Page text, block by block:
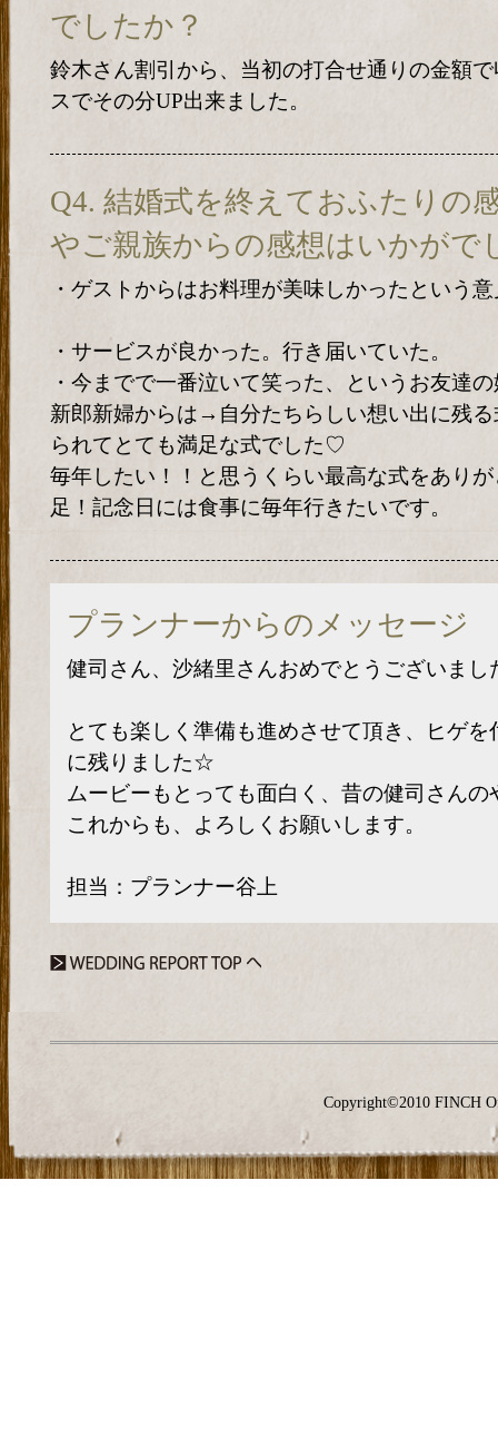
でしたか？
鈴木さん割引から、当初の打合せ通りの金額
スでその分UP出来ました。
Q4. 結婚式を終えておふたりの
やご親族からの感想はいかがで
・ゲストからはお料理が美味しかったという
・サービスが良かった。行き届いていた。
・今までで一番泣いて笑った、というお友達
新郎新婦からは→自分たちらしい想い出に残
られてとても満足な式でした♡
毎年したい！！と思うくらい最高な式をあり
足！記念日には食事に毎年行きたいです。
プランナーからのメッセージ
健司さん、沙緒里さんおめでとうございまし
とても楽しく準備も進めさせて頂き、ヒゲ
に残りました☆
ムービーもとっても面白く、昔の健司さんの
これからも、よろしくお願いします。
担当：プランナー谷上
Copyright©2010 FINCH